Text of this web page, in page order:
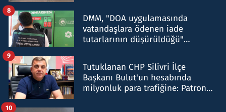
DMM, "DOA uygulamasında
vatandaşlara ödenen iade
tutarlarının düşürüldüğü"
8
Tutuklanan CHP Silivri İlçe
Başkanı Bulut'un hesabında
milyonluk para trafiğine: Patron
9
10